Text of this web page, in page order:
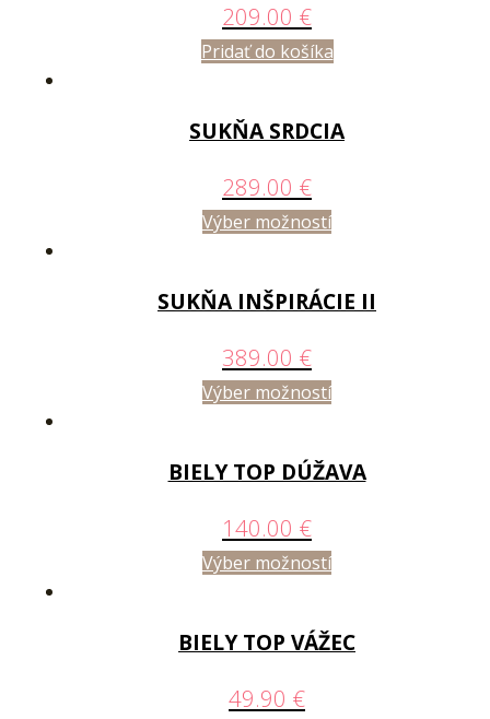
209.00 €
Pridať do košíka
SUKŇA SRDCIA
289.00 €
Výber možností
SUKŇA INŠPIRÁCIE II
389.00 €
Výber možností
BIELY TOP DÚŽAVA
140.00 €
Výber možností
BIELY TOP VÁŽEC
49.90 €